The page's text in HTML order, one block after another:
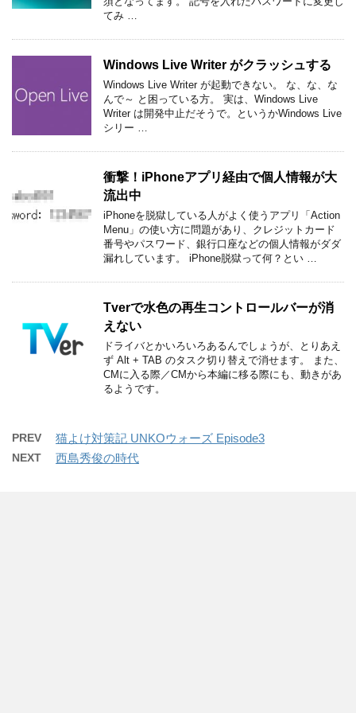
てみ …
Windows Live Writer がクラッシュする
Windows Live Writer が起動できない。 な、な、な
んで～ と困っている方。 実は、Windows Live
Writer は開発中止だそうで。というかWindows Live
シリー …
衝撃！iPhoneアプリ経由で個人情報が大
流出中
iPhoneを脱獄している人がよく使うアプリ「Action
Menu」の使い方に問題があり、クレジットカード
番号やパスワード、銀行口座などの個人情報がダダ
漏れしています。 iPhone脱獄って何？とい …
Tverで水色の再生コントロールバーが消
えない
ドライバとかいろいろあるんでしょうが、とりあえ
ず Alt + TAB のタスク切り替えで消せます。 また、
CMに入る際／CMから本編に移る際にも、動きがあ
るようです。
PREV 猫よけ対策記 UNKOウォーズ Episode3
NEXT 西島秀俊の時代